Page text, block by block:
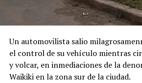
Un automovilista salio
el control de su vehículo mientras
y volcar, en inmediaciones de la
Waikiki en la zona sur de la ciudad.